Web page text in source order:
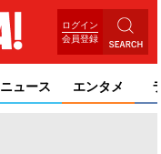
ログイン
会員登録
ニュース エンタメ